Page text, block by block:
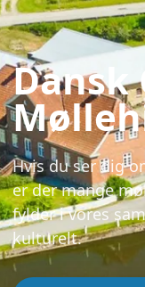
Dansk
Hvis du ser dig
er der mange
fylder i vores
kulturelt.